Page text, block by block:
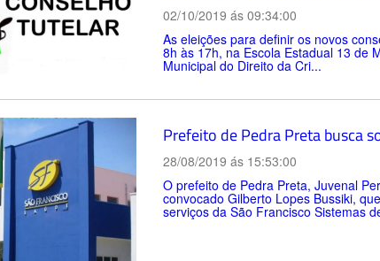
02/10/2019 ás 09:34:00
As eleições para definir os novos
8h às 17h, na Escola Estadual 13 de
Municipal do Direito da Cri...
Prefeito de Pedra Preta busca
28/08/2019 ás 15:53:00
O prefeito de Pedra Preta, Juvenal
convocado Gilberto Lopes Bussiki,
serviços da São Francisco Sistemas